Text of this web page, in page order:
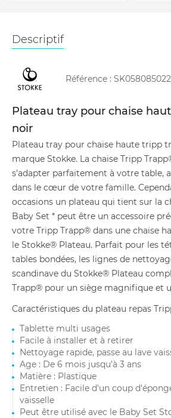
Descriptif
Référence : SK058085022
Plateau tray pour chaise
noir
Plateau tray pour chaise haute tripp
marque Stokke. La chaise Tripp
s'adapter parfaitement à votre table,
dans le cœur de votre famille.
occasions un plateau qui tient sur la
Baby Set * peut être un accessoire
votre Tripp Trapp® dans une chaise
le Stokke® Plateau. Parfait pour les
tables bondées, les lignes de
scandinave du Stokke® Plateau
Trapp® pour un siège magnifique et
Caractéristiques du plateau repas
Tablette multi usages
Facile à installer et à retirer
Nettoyage rapide, passe au lave
Age : De 6 mois jusqu'à 3 ans
Matière : Plastique
Entretien : Facile d'un coup
vaisselle
Peut être utilisé avec le Baby Set